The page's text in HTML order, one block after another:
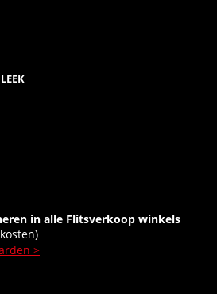
in alle Flitsverkoop winkels
>